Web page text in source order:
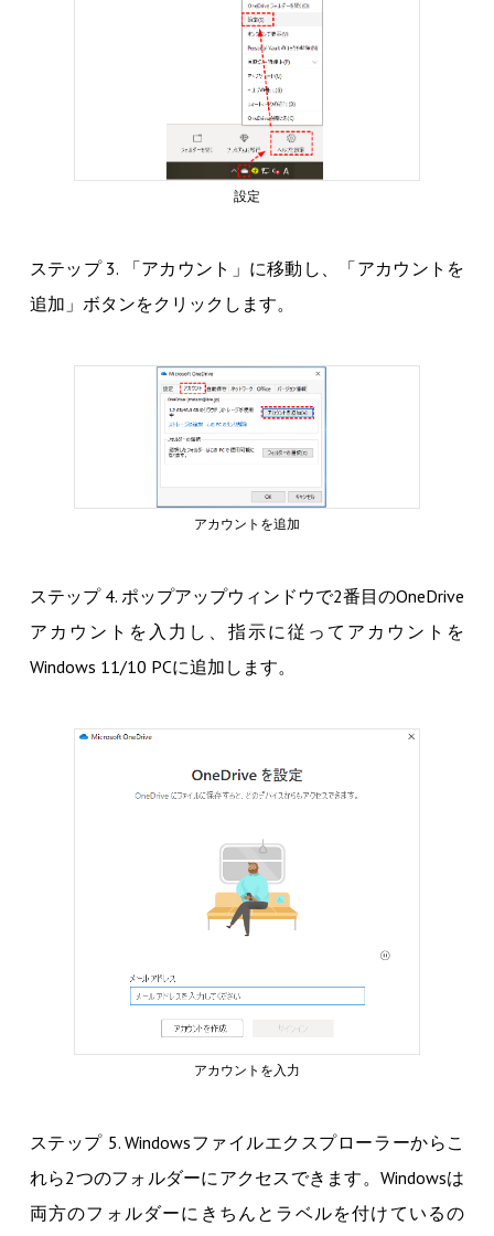
設定
ステップ 3. 「アカウント」に移動し、「アカウントを
追加」ボタンをクリックします。
アカウントを追加
ステップ 4. ポップアップウィンドウで2番目のOneDrive
アカウントを入力し、指示に従ってアカウントを
Windows 11/10 PCに追加します。
アカウントを入力
ステップ 5. Windowsファイルエクスプローラーからこ
れら2つのフォルダーにアクセスできます。Windowsは
両方のフォルダーにきちんとラベルを付けているの